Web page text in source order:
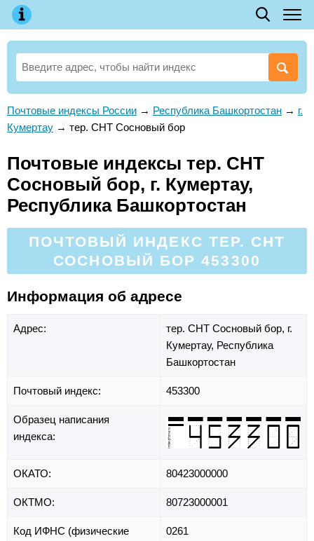
Почтовые индексы России → Республика Башкортостан → г.
Кумертау → тер. СНТ Сосновый бор
Почтовые индексы тер. СНТ
Сосновый бор, г. Кумертау,
Республика Башкортостан
ПОЧТОВЫЙ ИНДЕКС ТЕР. СНТ
СОСНОВЫЙ БОР 453300
Информация об адресе
Адрес: тер. СНТ Сосновый бор, г.
Кумертау, Республика
Башкортостан
Почтовый индекс: 453300
Образец написания
индекса:
ОКАТО: 80423000000
ОКТМО: 80723000001
Код ИФНС (физические
0261